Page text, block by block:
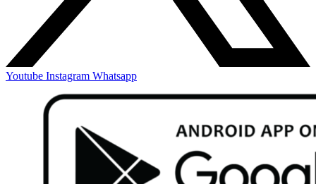
Youtube Instagram Whatsapp